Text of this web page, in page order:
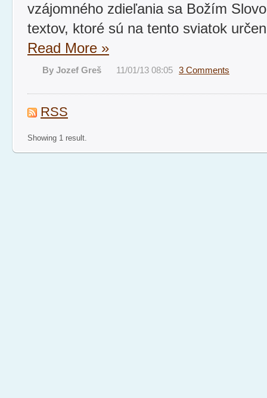
vzájomného zdieľania sa Božím
textov, ktoré sú na tento sviatok
Read More »
By Jozef Greš 11/01/13 08:05 3 Comments
RSS
Showing 1 result.